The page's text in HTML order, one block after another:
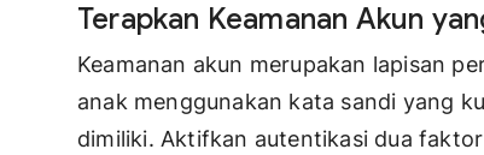
Terapkan Keamanan Akun
Keamanan akun merupakan lapisan
anak menggunakan kata sandi yang
dimiliki. Aktifkan autentikasi dua